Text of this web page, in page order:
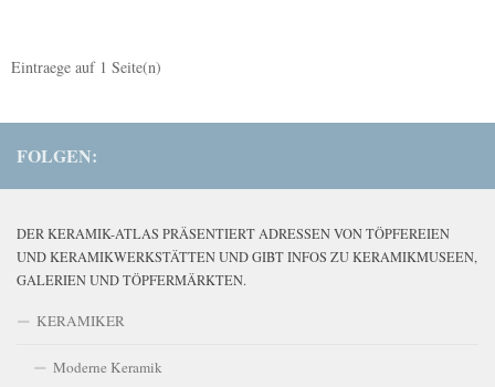
Eintraege auf 1 Seite(n)
FOLGEN:
DER KERAMIK-ATLAS PRÄSENTIERT ADRESSEN VON TÖPFEREIEN
UND KERAMIKWERKSTÄTTEN UND GIBT INFOS ZU KERAMIKMUSEEN,
GALERIEN UND TÖPFERMÄRKTEN.
KERAMIKER
Moderne Keramik